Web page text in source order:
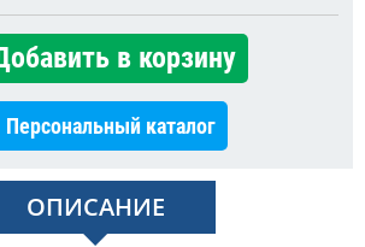
в корзину
Персональный каталог
ОПИСАНИЕ